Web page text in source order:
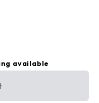
available